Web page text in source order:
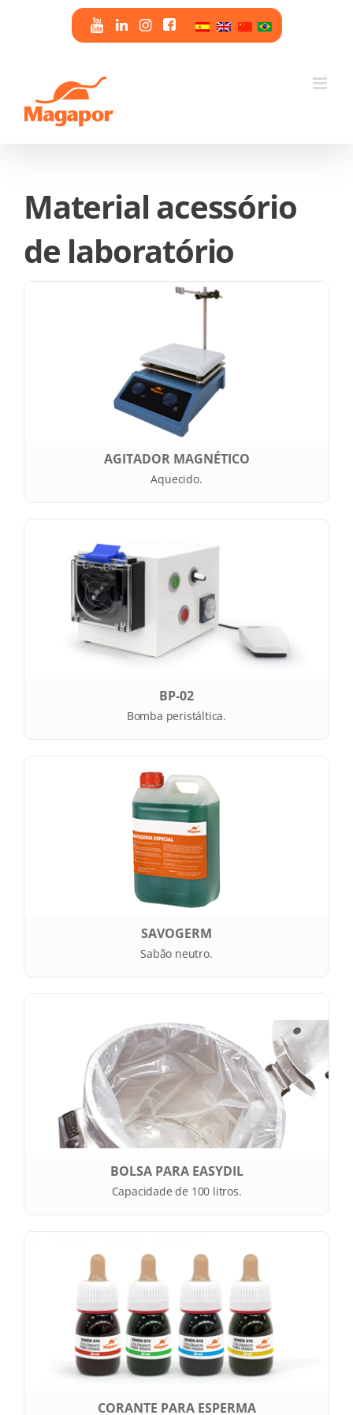
Material acessório
de laboratório
AGITADOR MAGNÉTICO
Aquecido.
BP-02
Bomba peristáltica.
SAVOGERM
Sabão neutro.
BOLSA PARA EASYDIL
Capacidade de 100 litros.
CORANTE PARA ESPERMA